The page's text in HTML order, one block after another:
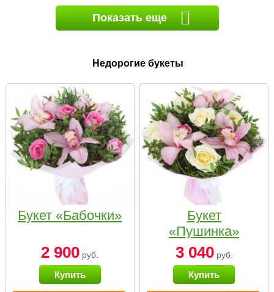
Показать еще
Недорогие букеты
Букет «Бабочки»
2 900 руб.
Купить
Букет
«Пушинка»
3 040руб.
Купить